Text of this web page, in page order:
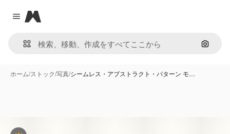
Close menu
Magnific
画像で
ホーム/ストック/写真/シームレス・アブストラクト・パターン モ…